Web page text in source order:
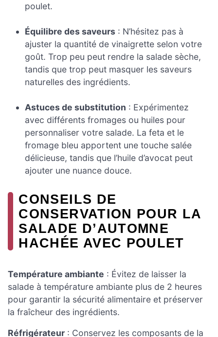
poulet.
Équilibre des saveurs : N’hésitez pas à
ajuster la quantité de vinaigrette selon votre
goût. Trop peu peut rendre la salade sèche,
tandis que trop peut masquer les saveurs
naturelles des ingrédients.
Astuces de substitution : Expérimentez
avec différents fromages ou huiles pour
personnaliser votre salade. La feta et le
fromage bleu apportent une touche salée
délicieuse, tandis que l’huile d’avocat peut
ajouter une nuance douce.
CONSEILS DE
CONSERVATION POUR LA
SALADE D’AUTOMNE
HACHÉE AVEC POULET
Température ambiante : Évitez de laisser la
salade à température ambiante plus de 2 heures
pour garantir la sécurité alimentaire et préserver
la fraîcheur des ingrédients.
Réfrigérateur : Conservez les composants de la